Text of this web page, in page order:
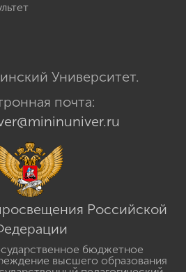
Университет.
почта:
Российской
бюджетное
высшего образования